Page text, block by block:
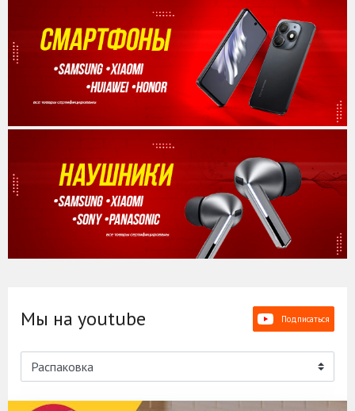
Мы на youtube Подписаться